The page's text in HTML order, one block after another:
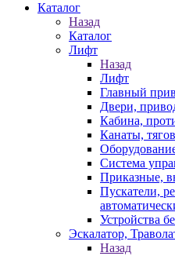
Каталог
Назад
Каталог
Лифт
Назад
Лифт
Главный
Двери,
Кабина,
Канаты,
Система
Приказные,
Пускатели,
Устройства
Эскалатор,
Назад